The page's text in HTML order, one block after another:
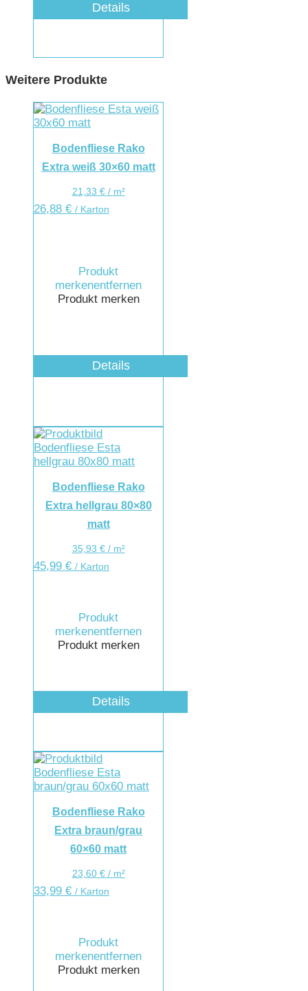
Details
Weitere Produkte
Bodenfliese Rako
Extra weiß 30×60 matt
21,33 €/ m²
26,88 € / Karton
Produkt
merkenentfernen
Produkt merken
Details
Bodenfliese Rako
Extra hellgrau 80×80
matt
35,93 €/ m²
45,99 € / Karton
Produkt
merkenentfernen
Produkt merken
Details
Bodenfliese Rako
Extra braun/grau
60×60 matt
23,60 €/ m²
33,99 € / Karton
Produkt
merkenentfernen
Produkt merken